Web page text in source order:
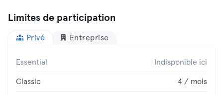
Limites de participation
Privé Entreprise
Essential Indisponible ici
Classic 4 / mois